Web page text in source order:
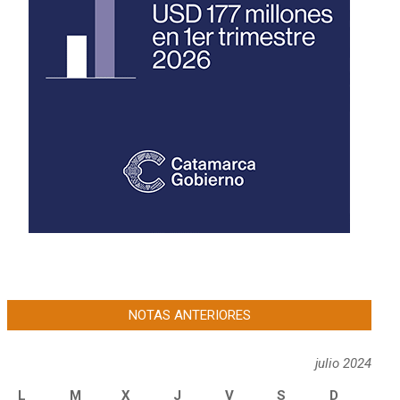
NOTAS ANTERIORES
julio 2024
L
M X J V S D